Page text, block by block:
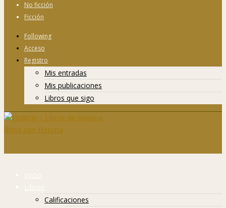
No ficción
Ficción
Following
Acceso
Registro
Mis entradas
Mis publicaciones
Libros que sigo
Inicio
Libros
Calificaciones